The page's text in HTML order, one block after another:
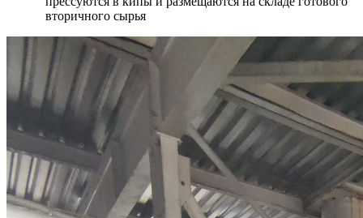
вторичного сырья